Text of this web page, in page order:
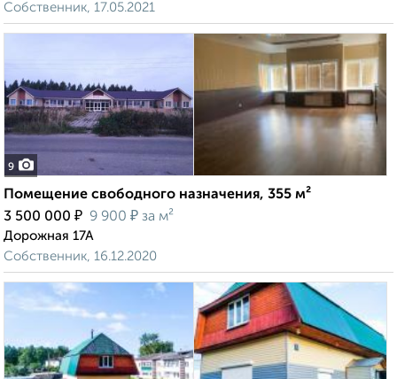
Собственник, 17.05.2021
9
Помещение свободного назначения, 355 м²
3 500 000 ₽ 9 900 ₽ за м²
Дорожная 17А
Собственник, 16.12.2020